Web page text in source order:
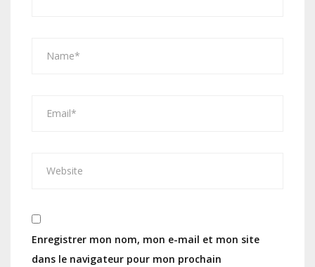
Enregistrer mon nom, mon e-mail et mon site
dans le navigateur pour mon prochain